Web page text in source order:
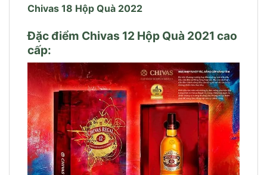
Chivas 18 Hộp Quà 2022
Đặc điểm Chivas 12 Hộp Quà 2021 cao
cấp: